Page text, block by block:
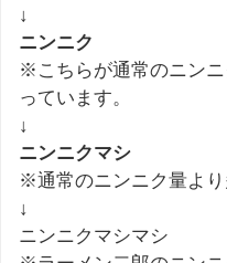
↓
ニンニク
※こちらが通常のニン
っています。
↓
ニンニクマシ
※通常のニンニク量より
↓
ニンニクマシマシ